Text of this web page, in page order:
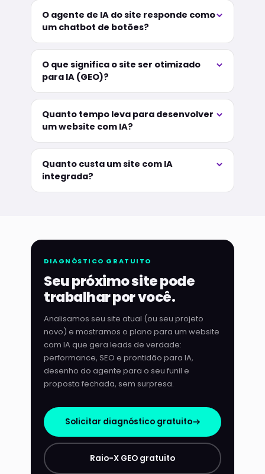
O agente de IA do site responde como
um chatbot de botões?
O que significa o site ser otimizado
para IA (GEO)?
Quanto tempo leva para desenvolver
um website com IA?
Quanto custa um site com IA
integrada?
DIAGNÓSTICO GRATUITO
Seu próximo site pode
trabalhar por você.
Analisamos seu site atual (ou seu projeto
novo) e mostramos o plano para um website
com IA que gera leads de verdade:
performance, SEO e prontidão para IA,
desenho do agente para o seu funil e
proposta fechada, sem surpresa.
Solicitar diagnóstico gratuito
Raio-X GEO gratuito